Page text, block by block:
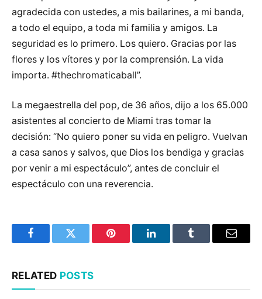
agradecida con ustedes, a mis bailarines, a mi banda,
a todo el equipo, a toda mi familia y amigos. La
seguridad es lo primero. Los quiero. Gracias por las
flores y los vítores y por la comprensión. La vida
importa. #thechromaticaball”.
La megaestrella del pop, de 36 años, dijo a los 65.000
asistentes al concierto de Miami tras tomar la
decisión: “No quiero poner su vida en peligro. Vuelvan
a casa sanos y salvos, que Dios los bendiga y gracias
por venir a mi espectáculo”, antes de concluir el
espectáculo con una reverencia.
FacebookTwitter Pinterest LinkedInTumblr Email
RELATED POSTS